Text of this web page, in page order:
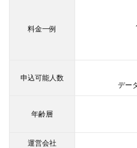
料金一例
申込可能人数
デー
年齢層
運営会社